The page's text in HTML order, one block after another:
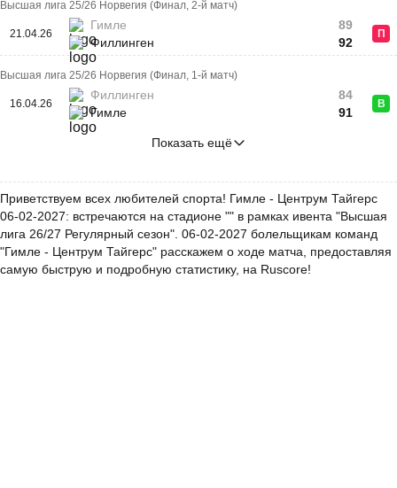
Высшая лига 25/26 Норвегия (Финал, 2-й матч)
21.04.26
Гимле
Филлинген
89
92
П
Высшая лига 25/26 Норвегия (Финал, 1-й матч)
16.04.26
Филлинген
Гимле
84
91
В
Показать ещё
Приветствуем всех любителей спорта! Гимле - Центрум Тайгерс
06-02-2027: встречаются на стадионе "" в рамках ивента "Высшая
лига 26/27 Регулярный сезон". 06-02-2027 болельщикам команд
"Гимле - Центрум Тайгерс" расскажем о ходе матча, предоставляя
самую быструю и подробную статистику, на Ruscore!